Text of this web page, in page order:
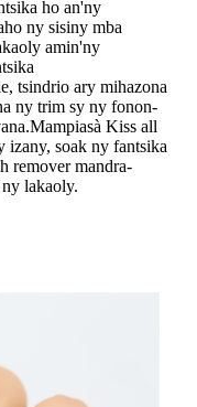
ho an'ny
ny sisiny mba
amin'ny
tsindrio ary mihazona
ny trim sy ny fonon-
Kiss all
izany, soak ny fantsika
remover mandra-
lakaoly.